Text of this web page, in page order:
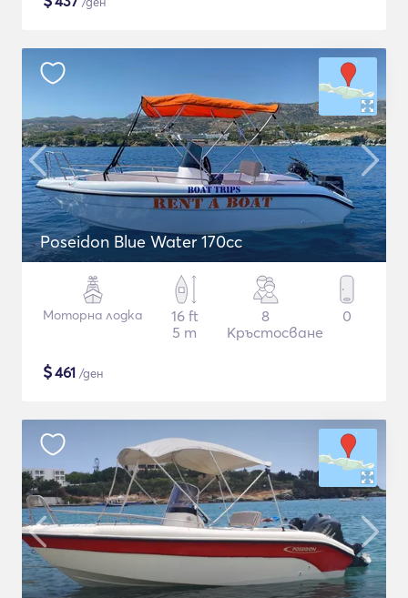
Poseidon Blue Water 170cc
Моторна лодка
16 ft
5 m
8
Кръстосване
0
$461 /ден